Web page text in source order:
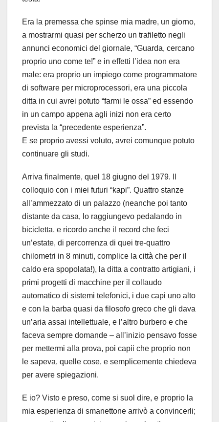
Era la premessa che spinse mia madre, un giorno,
a mostrarmi quasi per scherzo un trafiletto negli
annunci economici del giornale, “Guarda, cercano
proprio uno come te!” e in effetti l’idea non era
male: era proprio un impiego come programmatore
di software per microprocessori, era una piccola
ditta in cui avrei potuto “farmi le ossa” ed essendo
in un campo appena agli inizi non era certo
prevista la “precedente esperienza”.
E se proprio avessi voluto, avrei comunque potuto
continuare gli studi.
Arriva finalmente, quel 18 giugno del 1979. Il
colloquio con i miei futuri “kapi”. Quattro stanze
all’ammezzato di un palazzo (neanche poi tanto
distante da casa, lo raggiungevo pedalando in
bicicletta, e ricordo anche il record che feci
un’estate, di percorrenza di quei tre-quattro
chilometri in 8 minuti, complice la città che per il
caldo era spopolata!), la ditta a contratto artigiani, i
primi progetti di macchine per il collaudo
automatico di sistemi telefonici, i due capi uno alto
e con la barba quasi da filosofo greco che gli dava
un’aria assai intellettuale, e l’altro burbero e che
faceva sempre domande – all’inizio pensavo fosse
per mettermi alla prova, poi capii che proprio non
le sapeva, quelle cose, e semplicemente chiedeva
per avere spiegazioni.
E io? Visto e preso, come si suol dire, e proprio la
mia esperienza di smanettone arrivò a convincerli;